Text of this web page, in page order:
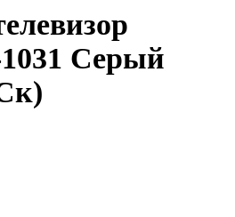
Серый